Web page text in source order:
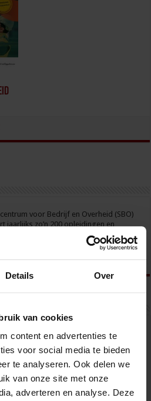
Details Over
van cookies
content en advertenties te
voor social media te bieden
te analyseren. Ook delen we
van onze site met onze
adverteren en analyse. Deze
voor Bedrijf en Overheid (SBO)
jaarlijks zo’n 200 opleidingen en
over o.a. onderwijs, veiligheid, milieu
bouw & infra en overheid.